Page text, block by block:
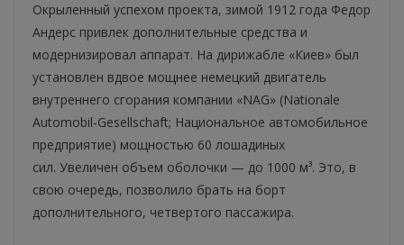
Окрыленный успехом проекта, зимой 1912 года Федор
Андерс привлек дополнительные средства и
модернизировал аппарат. На дирижабле «Киев» был
установлен вдвое мощнее немецкий двигатель
внутреннего сгорания компании «NAG» (Nationale
Automobil-Gesellschaft; Национальное автомобильное
предприятие) мощностью 60 лошадиных
сил. Увеличен объем оболочки — до 1000 м³. Это, в
свою очередь, позволило брать на борт
дополнительного, четвертого пассажира.